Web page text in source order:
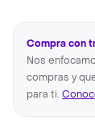
Compra con
Nos
compras y
para ti.